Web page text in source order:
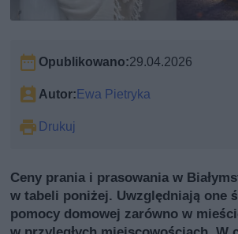
Opublikowano:29.04.2026
Autor: Ewa Pietryka
Drukuj
Ceny prania i prasowania w
w tabeli poniżej. Uwzględniają one
pomocy domowej zarówno w